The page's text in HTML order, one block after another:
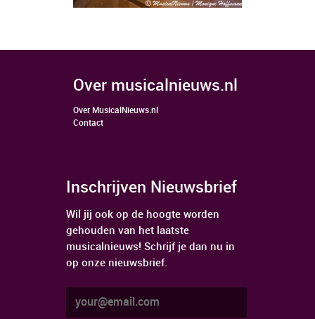
over musicalnieuws.nl
Over MusicalNieuws.nl
Contact
Inschrijven Nieuwsbrief
Wil jij ook op de hoogte worden
gehouden van het laatste
musicalnieuws! Schrijf je dan nu in
op onze nieuwsbrief.